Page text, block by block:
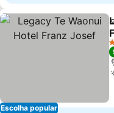
Escolha popular